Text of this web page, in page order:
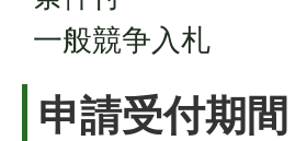
一般競争入札
申請受付期間